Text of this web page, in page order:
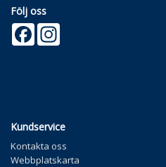
Följ oss
Facebook
Kundservice
Kontakta oss
Webbplatskarta